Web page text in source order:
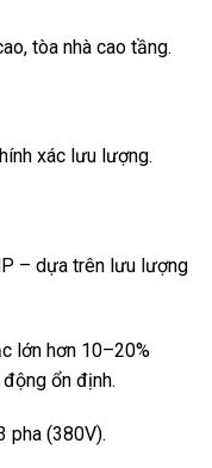
tòa nhà cao tầng.
xác lưu lượng.
– dựa trên lưu lượng
lớn hơn 10–20%
ổn định.
pha (380V).